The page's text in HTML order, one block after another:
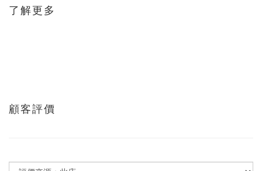
了解更多
顧客評價